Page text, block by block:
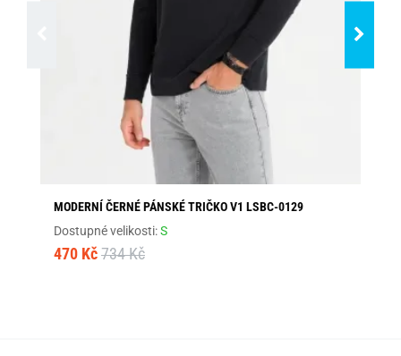
MODERNÍ ČERNÉ PÁNSKÉ TRIČKO V1 LSBC-0129
Dostupné velikosti:S
470 Kč 734 Kč